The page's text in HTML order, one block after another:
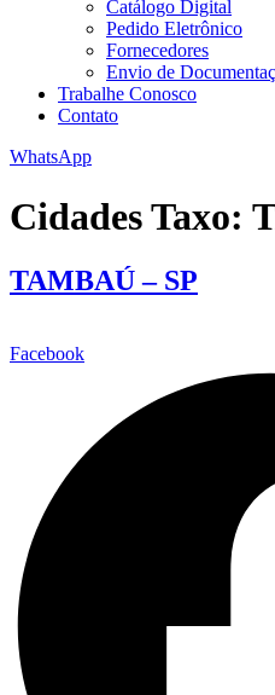
Catálogo Digital
Pedido Eletrônico
Fornecedores
Envio de
Trabalhe Conosco
Contato
WhatsApp
Cidades Taxo:
TAMBAÚ – SP
Facebook